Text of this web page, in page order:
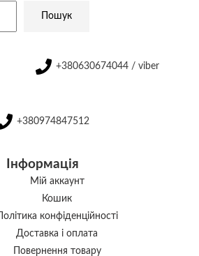
Пошук
+380630674044 / viber
+380974847512
Інформація
Мій аккаунт
Кошик
Політика конфіденційності
Доставка і оплата
Повернення товару